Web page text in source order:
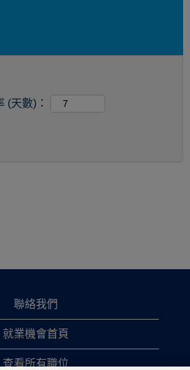
(天數)：
聯絡我們
就業機會首頁
查看所有職位